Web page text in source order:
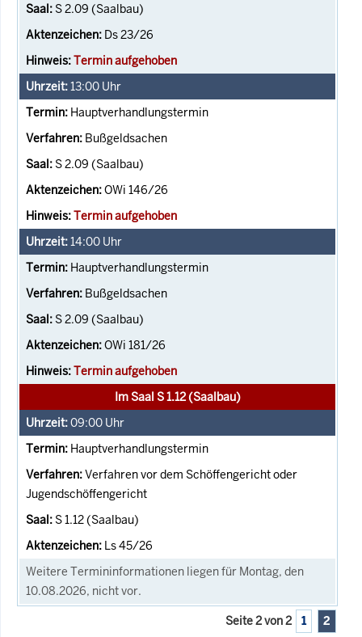
S 2.09 (Saalbau)
Ds 23/26
Termin aufgehoben
13:00 Uhr
Hauptverhandlungstermin
Bußgeldsachen
S 2.09 (Saalbau)
OWi 146/26
Termin aufgehoben
14:00 Uhr
Hauptverhandlungstermin
Bußgeldsachen
S 2.09 (Saalbau)
OWi 181/26
Termin aufgehoben
Im Saal S 1.12 (Saalbau)
09:00 Uhr
Hauptverhandlungstermin
Verfahren vor dem Schöffengericht oder
Jugendschöffengericht
S 1.12 (Saalbau)
Ls 45/26
Weitere Termininformationen liegen für Montag, den
10.08.2026, nicht vor.
Seite 2 von 2 1 2